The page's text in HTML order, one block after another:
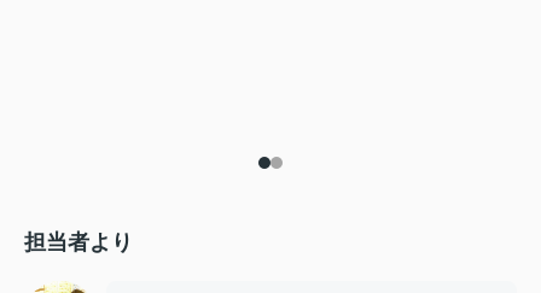
担当者より